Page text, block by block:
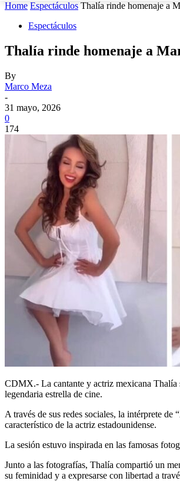
Home Espectáculos Thalía rinde homenaje a
Espectáculos
Thalía rinde homenaje a
By
Marco Meza
-
31 mayo, 2026
0
174
CDMX.- La cantante y actriz mexicana Thalía
legendaria estrella de cine.
A través de sus redes sociales, la intérprete
característico de la actriz estadounidense.
La sesión estuvo inspirada en las famosas
Junto a las fotografías, Thalía compartió un
su feminidad y a expresarse con libertad a